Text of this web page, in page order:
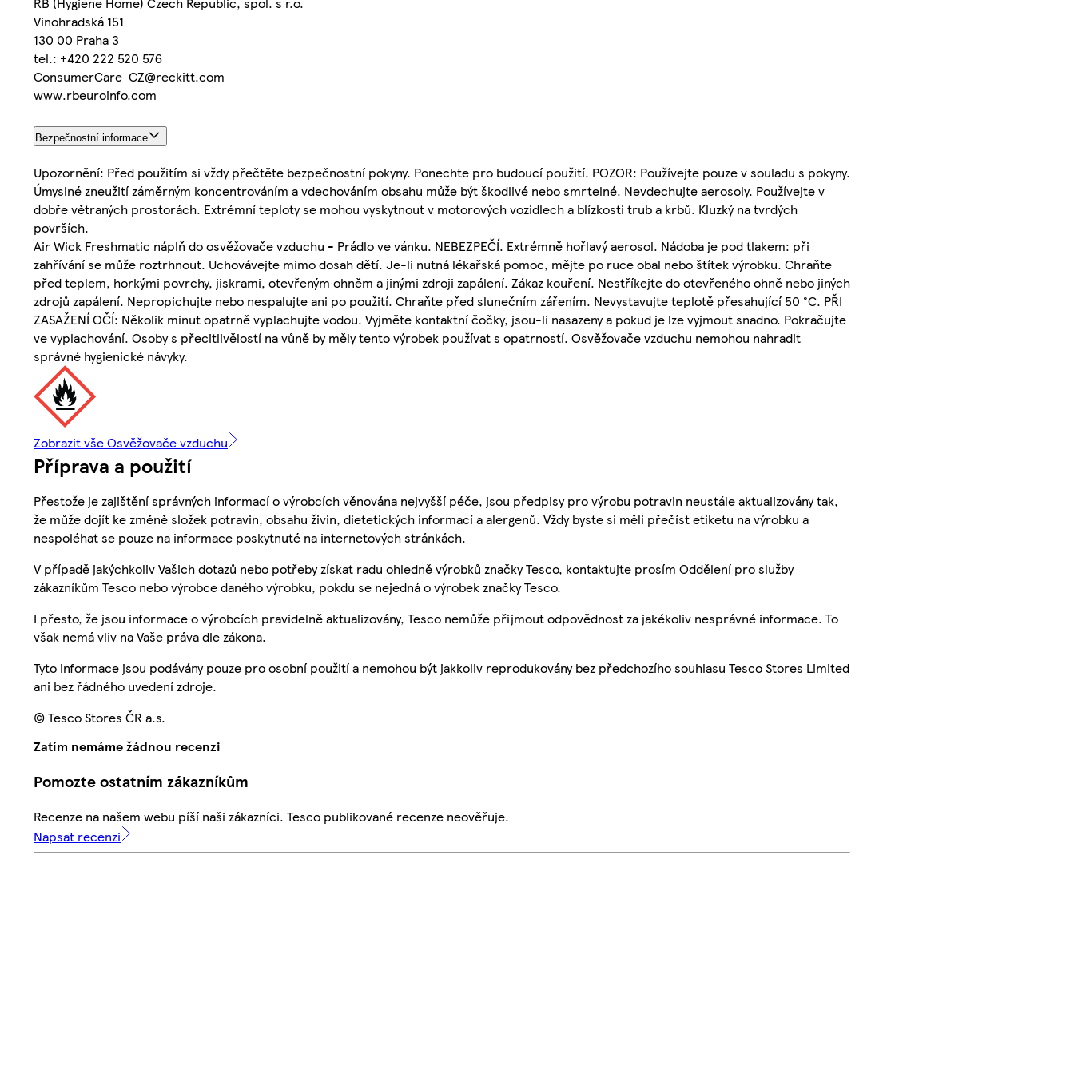
Vinohradská 151
130 00 Praha 3
tel.: +420 222 520 576
ConsumerCare_CZ@reckitt.com
www.rbeuroinfo.com
Bezpečnostní informace
Upozornění: Před použitím si vždy přečtěte bezpečnostní pokyny. Ponechte pro budoucí použití. POZOR: Používejte pouze v souladu s pokyny.
Úmyslné zneužití záměrným koncentrováním a vdechováním obsahu může být škodlivé nebo smrtelné. Nevdechujte aerosoly. Používejte v
dobře větraných prostorách. Extrémní teploty se mohou vyskytnout v motorových vozidlech a blízkosti trub a krbů. Kluzký na tvrdých
površích.
Air Wick Freshmatic náplň do osvěžovače vzduchu - Prádlo ve vánku. NEBEZPEČÍ. Extrémně hořlavý aerosol. Nádoba je pod tlakem: při
zahřívání se může roztrhnout. Uchovávejte mimo dosah dětí. Je-li nutná lékařská pomoc, mějte po ruce obal nebo štítek výrobku. Chraňte
před teplem, horkými povrchy, jiskrami, otevřeným ohněm a jinými zdroji zapálení. Zákaz kouření. Nestříkejte do otevřeného ohně nebo jiných
zdrojů zapálení. Nepropichujte nebo nespalujte ani po použití. Chraňte před slunečním zářením. Nevystavujte teplotě přesahující 50 °C. PŘI
ZASAŽENÍ OČÍ: Několik minut opatrně vyplachujte vodou. Vyjměte kontaktní čočky, jsou-li nasazeny a pokud je lze vyjmout snadno. Pokračujte
ve vyplachování. Osoby s přecitlivělostí na vůně by měly tento výrobek používat s opatrností. Osvěžovače vzduchu nemohou nahradit
správné hygienické návyky.
Zobrazit vše Osvěžovače vzduchu
Příprava a použití
Přestože je zajištění správných informací o výrobcích věnována nejvyšší péče, jsou předpisy pro výrobu potravin neustále aktualizovány tak,
že může dojít ke změně složek potravin, obsahu živin, dietetických informací a alergenů. Vždy byste si měli přečíst etiketu na výrobku a
nespoléhat se pouze na informace poskytnuté na internetových stránkách.
V případě jakýchkoliv Vašich dotazů nebo potřeby získat radu ohledně výrobků značky Tesco, kontaktujte prosím Oddělení pro služby
zákazníkům Tesco nebo výrobce daného výrobku, pokdu se nejedná o výrobek značky Tesco.
I přesto, že jsou informace o výrobcích pravidelně aktualizovány, Tesco nemůže přijmout odpovědnost za jakékoliv nesprávné informace. To
však nemá vliv na Vaše práva dle zákona.
Tyto informace jsou podávány pouze pro osobní použití a nemohou být jakkoliv reprodukovány bez předchozího souhlasu Tesco Stores Limited
ani bez řádného uvedení zdroje.
© Tesco Stores ČR a.s.
Zatím nemáme žádnou recenzi
Pomozte ostatním zákazníkům
Recenze na našem webu píší naši zákazníci. Tesco publikované recenze neověřuje.
Napsat recenzi